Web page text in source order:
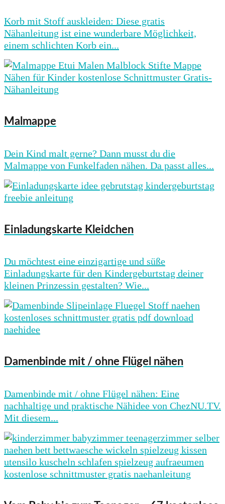
Korb mit Stoff auskleiden: Diese gratis
Nähanleitung ist eine wunderbare Möglichkeit,
einem schlichten Korb ein...
Malmappe
Dein Kind malt gerne? Dann musst du die
Malmappe von Funkelfaden nähen. Da passt alles...
Einladungskarte Kleidchen
Du möchtest eine einzigartige und süße
Einladungskarte für den Kindergeburtstag deiner
kleinen Prinzessin gestalten? Wie...
Damenbinde mit / ohne Flügel nähen
Damenbinde mit / ohne Flügel nähen: Eine
nachhaltige und praktische Nähidee von ChezNU.TV.
Mit diesem...